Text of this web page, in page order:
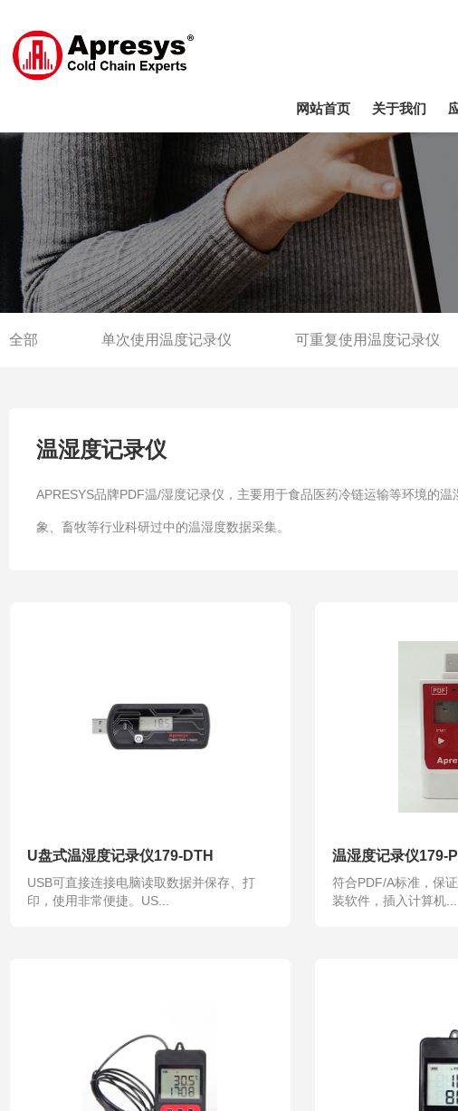
网站首页 关于我们
全部 单次使用温度记录仪 可重复使用温度记录仪
温湿度记录仪
APRESYS品牌PDF温/湿度记录仪，主要用于食品医药冷链运输等环境的
象、畜牧等行业科研过中的温湿度数据采集。
U盘式温湿度记录仪179-DTH
USB可直接连接电脑读取数据并保存、打
印，使用非常便捷。US...
温湿度记录仪179-
符合PDF/A标准，保
装软件，插入计算机...